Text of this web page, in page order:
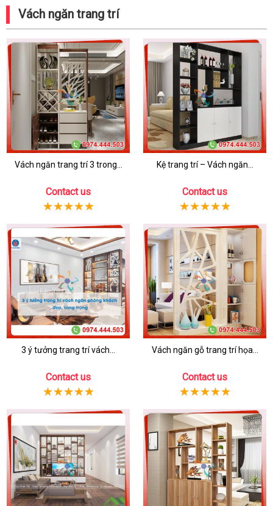
Vách ngăn trang trí
Vách ngăn trang trí 3 trong...
Contact us
Kệ trang trí – Vách ngăn...
Contact us
3 ý tưởng trang trí vách...
Contact us
Vách ngăn gỗ trang trí họa...
Contact us